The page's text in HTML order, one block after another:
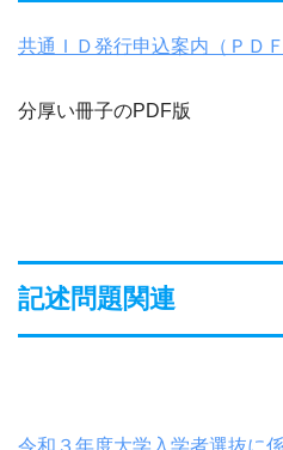
共通ＩＤ発行申込案内（ＰＤＦ
分厚い冊子のPDF版
記述問題関連
令和３年度大学入学者選抜に